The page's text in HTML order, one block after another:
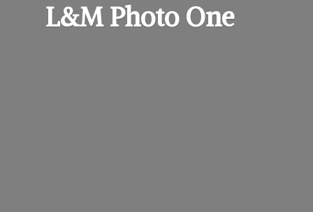
L&MPhoto One